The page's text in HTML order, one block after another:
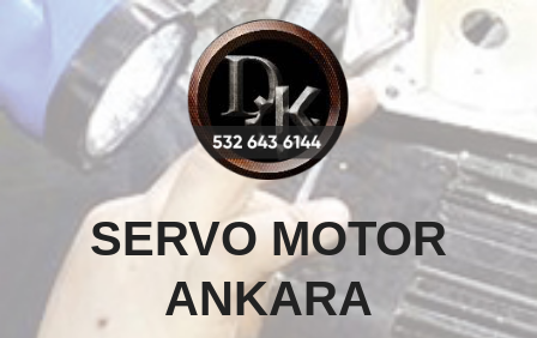
Skip
content
SERVO MOTOR
ANKARA